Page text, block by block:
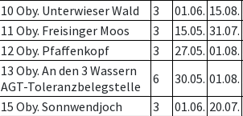
10 Oby. Unterwieser Wald 3 01.06. 15.08.
11 Oby. Freisinger Moos 3 15.05. 31.07.
12 Oby. Pfaffenkopf 3 27.05. 01.08.
13 Oby. An den 3 Wassern
AGT-Toleranzbelegstelle
6 30.05. 01.08.
15 Oby. Sonnwendjoch 3 01.06. 20.07.